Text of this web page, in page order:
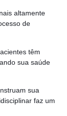
altamente
de
têm
sua saúde
sua
faz um